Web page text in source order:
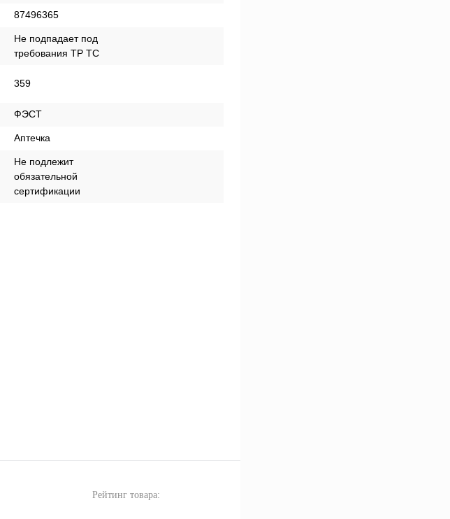
87496365
Не подпадает под
требования ТР ТС
359
ФЭСТ
Аптечка
Не подлежит
обязательной
сертификации
Рейтинг товара: